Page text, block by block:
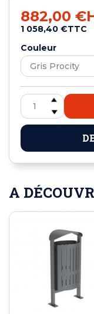
882,00 €
1 058,40 €TTC
Couleur
A